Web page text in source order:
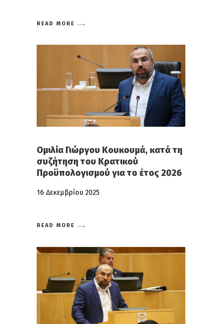
READ MORE
Ομιλία Γιώργου Κουκουμά, κατά τη
συζήτηση του Κρατικού
Προϋπολογισμού για το έτος 2026
16 Δεκεμβρίου 2025
READ MORE